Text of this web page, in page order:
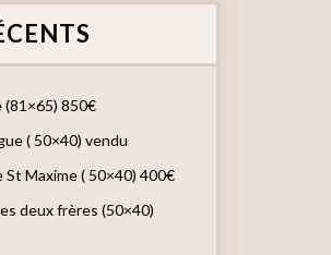
(81×65) 850€
( 50×40) vendu
St Maxime ( 50×40) 400€
deux frères (50×40)